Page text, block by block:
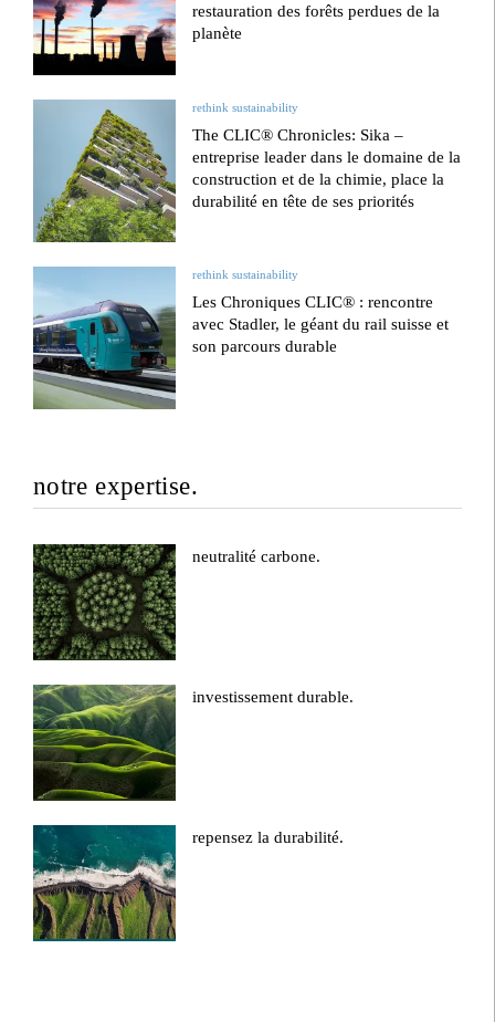
restauration des forêts perdues de la
planète
rethink sustainability
The CLIC® Chronicles: Sika –
entreprise leader dans le domaine de la
construction et de la chimie, place la
durabilité en tête de ses priorités
rethink sustainability
Les Chroniques CLIC® : rencontre
avec Stadler, le géant du rail suisse et
son parcours durable
notre expertise.
neutralité carbone.
investissement durable.
repensez la durabilité.